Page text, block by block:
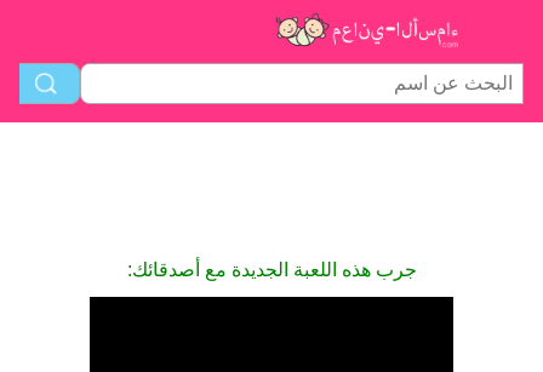
جرب هذه اللعبة الجديدة مع أصدقائك: